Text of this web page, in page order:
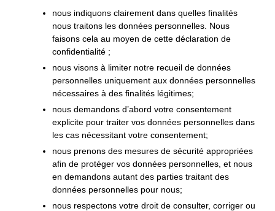
nous indiquons clairement dans quelles finalités
nous traitons les données personnelles. Nous
faisons cela au moyen de cette déclaration de
confidentialité ;
nous visons à limiter notre recueil de données
personnelles uniquement aux données personnelles
nécessaires à des finalités légitimes;
nous demandons d’abord votre consentement
explicite pour traiter vos données personnelles dans
les cas nécessitant votre consentement;
nous prenons des mesures de sécurité appropriées
afin de protéger vos données personnelles, et nous
en demandons autant des parties traitant des
données personnelles pour nous;
nous respectons votre droit de consulter, corriger ou